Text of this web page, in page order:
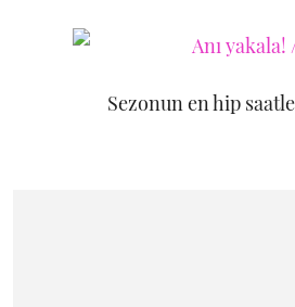
Sezonun en hip